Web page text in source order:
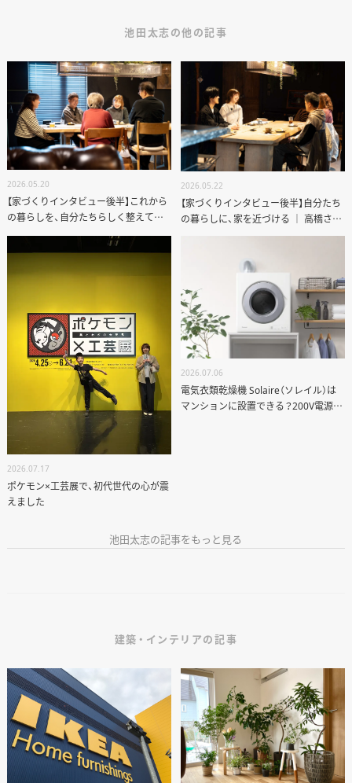
ANATA.
EVENT
WORKS
オーナー様専用サイト CLUB RENOVES
池田太志の他の記事
2026.05.20
【家づくりインタビュー後半】これから
の暮らしを、自分たちらしく整えてい
く
2026.05.22
【家づくりインタビュー後半】自分たち
の暮らしに、家を近づける ｜ 高橋さん
ご夫妻のリノベーション
2026.07.17
ポケモン×工芸展で、初代世代の心が震
えました
2026.07.06
電気衣類乾燥機 Solaire（ソレイル）は
マンションに設置できる？200V電源・
池田太志の記事をもっと見る
建築・インテリアの記事